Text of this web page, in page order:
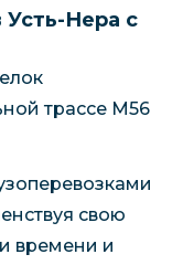
Усть-Нера с
трассе М56
свою
времени и